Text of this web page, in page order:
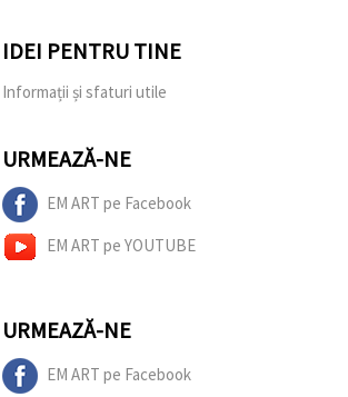
IDEI PENTRU TINE
Informații și sfaturi utile
URMEAZĂ-NE
EM ART pe Facebook
EM ART pe YOUTUBE
URMEAZĂ-NE
EM ART pe Facebook